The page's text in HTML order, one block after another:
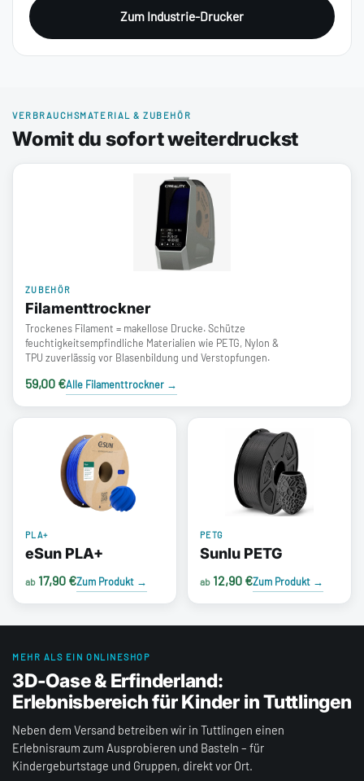
Zum Industrie-Drucker
VERBRAUCHSMATERIAL & ZUBEHÖR
Womit du sofort weiterdruckst
ZUBEHÖR
Filamenttrockner
Trockenes Filament = makellose Drucke. Schütze
feuchtigkeitsempfindliche Materialien wie PETG, Nylon &
TPU zuverlässig vor Blasenbildung und Verstopfungen.
59,00 €Alle Filamenttrockner →
PLA+
eSun PLA+
ab 17,90 €Zum Produkt →
PETG
Sunlu PETG
ab 12,90 €Zum Produkt →
MEHR ALS EIN ONLINESHOP
3D-Oase & Erfinderland:
Erlebnisbereich für Kinder in Tuttlingen
Neben dem Versand betreiben wir in Tuttlingen einen
Erlebnisraum zum Ausprobieren und Basteln – für
Kindergeburtstage und Gruppen, direkt vor Ort.